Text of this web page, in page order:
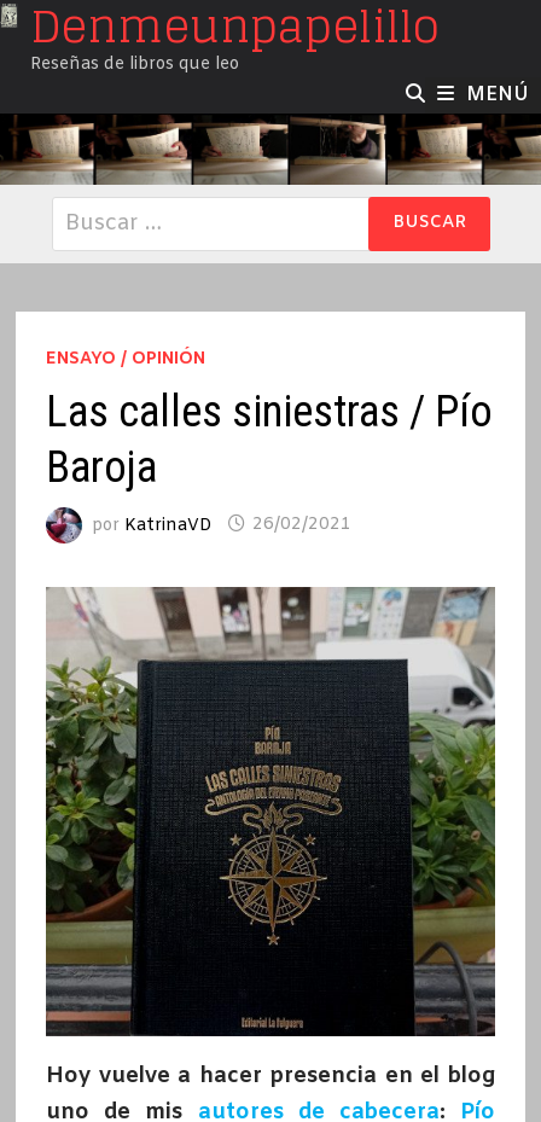
SaltarDenmeunpapelillo
Reseñas de libros que leo
MENÚ
Buscar:
ENSAYO / OPINIÓN
Las calles siniestras / Pío
Baroja
por KatrinaVD 26/02/2021
Hoy vuelve a hacer presencia en el blog
uno de mis autores de cabecera: Pío